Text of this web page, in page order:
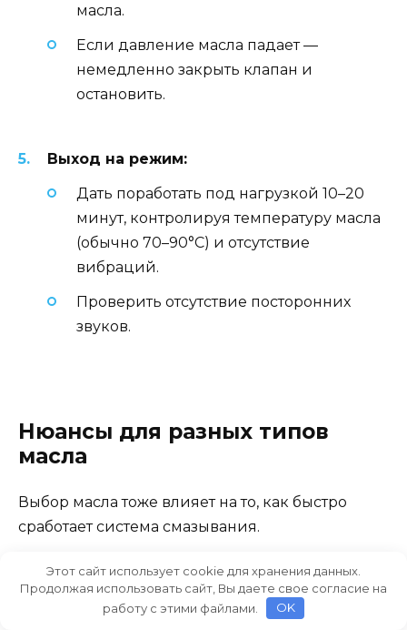
масла.
Если давление масла падает —
немедленно закрыть клапан и
остановить.
Выход на режим:
Дать поработать под нагрузкой 10–20
минут, контролируя температуру масла
(обычно 70–90°C) и отсутствие
вибраций.
Проверить отсутствие посторонних
звуков.
Нюансы для разных типов
масла
Выбор масла тоже влияет на то, как быстро
сработает система смазывания.
Минеральное масло:
Обычно имеет более высокую вязкость. В
Этот сайт использует cookie для хранения данных.
Продолжая использовать сайт, Вы даете свое согласие на
работу с этими файлами.
OK